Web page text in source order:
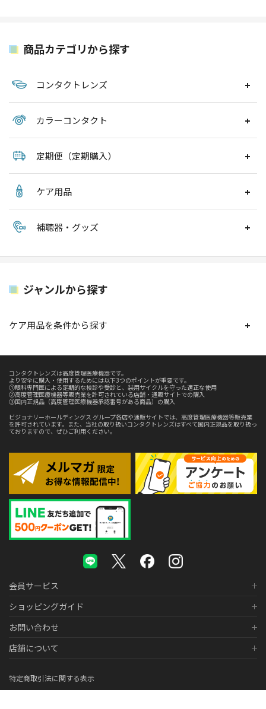
商品カテゴリから探す
コンタクトレンズ
カラーコンタクト
定期便（定期購入）
ケア用品
補聴器・グッズ
ジャンルから探す
ケア用品を条件から探す
コンタクトレンズは高度管理医療機器です。
より安全に購入・使用するためには以下3つのポイントが重要です。
①眼科専門医による定期的な検診や受診と、装用サイクルを守った適正な使用
②高度管理医療機器等販売業を許可されている店舗・通販サイトでの購入
③国内正規品（高度管理医療機器承認番号がある商品）の購入
ビジョナリーホールディングス グループ各店や通販サイトでは、高度管理医療機器等販売業
を許可されています。また、当社の取り扱いコンタクトレンズはすべて国内正規品を取り扱っ
ておりますので、ぜひご利用ください。
会員サービス
ショッピングガイド
お問い合わせ
店舗について
特定商取引法に関する表示